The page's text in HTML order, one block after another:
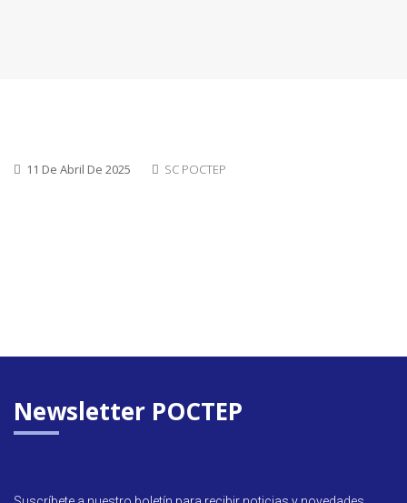
11 De Abril De 2025 SC POCTEP
Newsletter POCTEP